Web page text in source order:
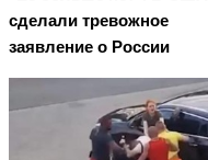
сделали тревожное
заявление о России